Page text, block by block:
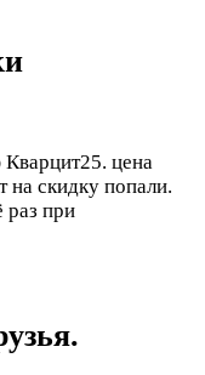
цена
на скидку попали.
раз при